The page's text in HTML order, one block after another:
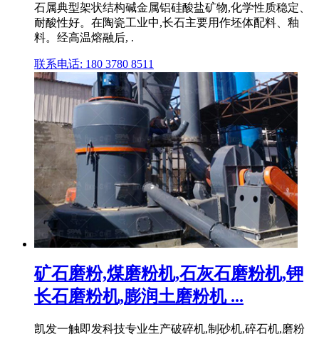
石属典型架状结构碱金属铝硅酸盐矿物,化学性质稳定、
耐酸性好。在陶瓷工业中,长石主要用作坯体配料、釉
料。经高温熔融后, .
联系电话: 180 3780 8511
矿石磨粉,煤磨粉机,石灰石磨粉机,钾
长石磨粉机,膨润土磨粉机 ...
凯发一触即发科技专业生产破碎机,制砂机,碎石机,磨粉